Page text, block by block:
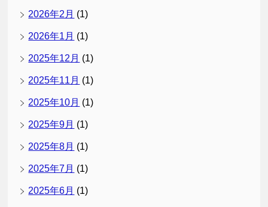
2026年2月 (1)
2026年1月 (1)
2025年12月 (1)
2025年11月 (1)
2025年10月 (1)
2025年9月 (1)
2025年8月 (1)
2025年7月 (1)
2025年6月 (1)